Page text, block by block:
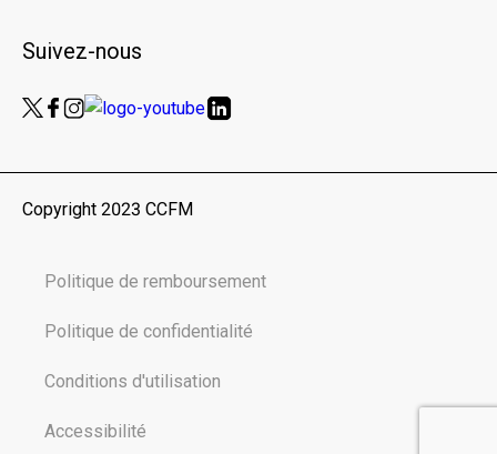
Suivez-nous
Copyright 2023 CCFM
Politique de remboursement
Politique de confidentialité
Conditions d'utilisation
Accessibilité
Nom de votre organisme | Name of your
organization
Vous êtes ici en tant que… | You are here
as...
Médias | Press